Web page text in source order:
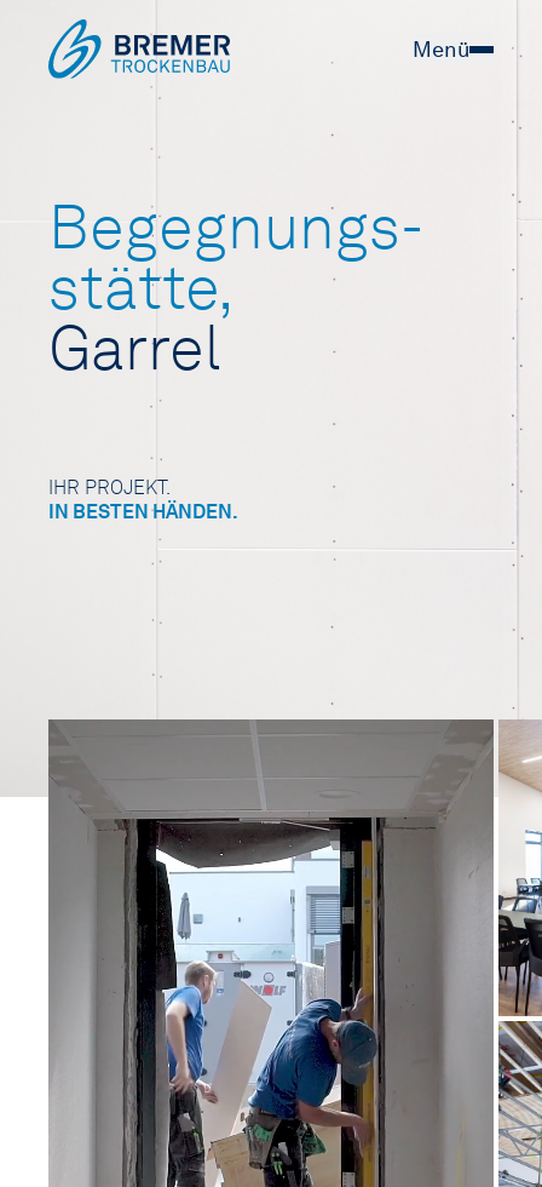
Menü
VORTEILE
LEISTUNGEN
PROJEKTE
KARRIERE
ÜBER UNS
KONTAKT
Begegnungs­
stätte,
Garrel
IHR PROJEKT.
IN BESTEN HÄNDEN.